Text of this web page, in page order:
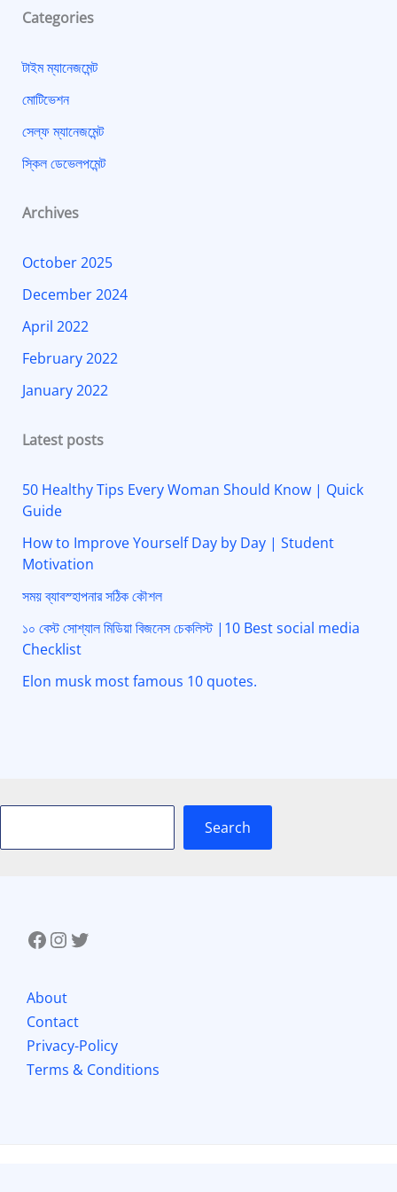
Categories
টাইম ম্যানেজমেন্ট
মোটিভেশন
সেল্ফ ম্যানেজমেন্ট
স্কিল ডেভেলপমেন্ট
Archives
October 2025
December 2024
April 2022
February 2022
January 2022
Latest posts
50 Healthy Tips Every Woman Should Know | Quick
Guide
How to Improve Yourself Day by Day | Student
Motivation
সময় ব্যাবস্হাপনার সঠিক কৌশল
১০ বেস্ট সোশ্যাল মিডিয়া বিজনেস চেকলিস্ট |10 Best social media
Checklist
Elon musk most famous 10 quotes.
Search
About
Contact
Privacy-Policy
Terms & Conditions